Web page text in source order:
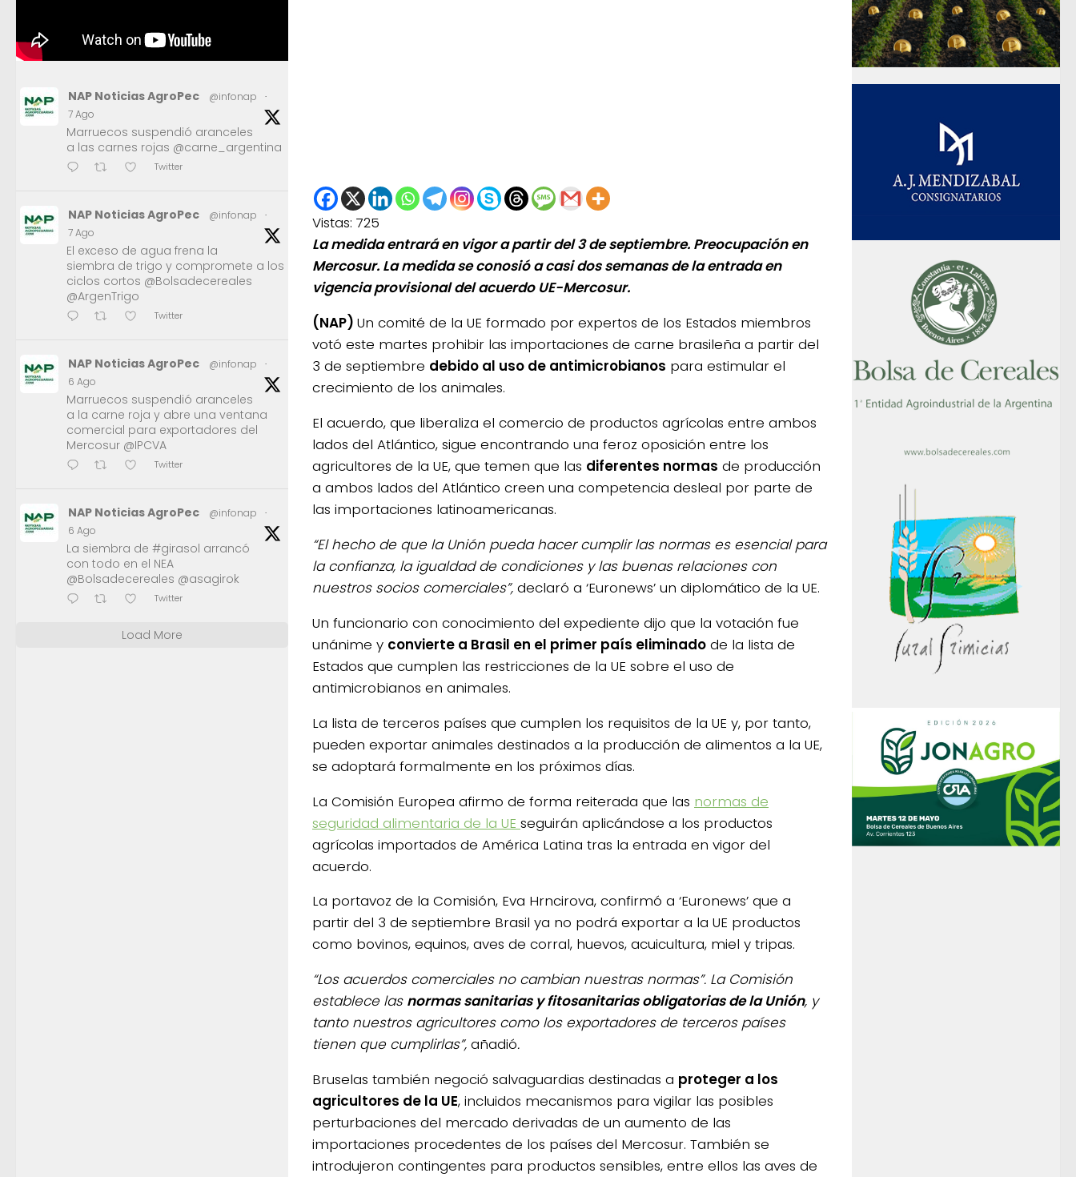
Vistas: 725
La medida entrará en vigor a partir del 3 de septiembre. Preocupación en
Mercosur. La medida se conosió a casi dos semanas de la entrada en
vigencia provisional del acuerdo UE-Mercosur.
(NAP) Un comité de la UE formado por expertos de los Estados miembros
votó este martes prohibir las importaciones de carne brasileña a partir del
3 de septiembre debido al uso de antimicrobianos para estimular el
crecimiento de los animales.
El acuerdo, que liberaliza el comercio de productos agrícolas entre ambos
lados del Atlántico, sigue encontrando una feroz oposición entre los
agricultores de la UE, que temen que las diferentes normas de producción
a ambos lados del Atlántico creen una competencia desleal por parte de
las importaciones latinoamericanas.
“El hecho de que la Unión pueda hacer cumplir las normas es esencial para
la confianza, la igualdad de condiciones y las buenas relaciones con
nuestros socios comerciales”, declaró a ‘Euronews’ un diplomático de la UE.
Un funcionario con conocimiento del expediente dijo que la votación fue
unánime y convierte a Brasil en el primer país eliminado de la lista de
Estados que cumplen las restricciones de la UE sobre el uso de
antimicrobianos en animales.
La lista de terceros países que cumplen los requisitos de la UE y, por tanto,
pueden exportar animales destinados a la producción de alimentos a la UE,
se adoptará formalmente en los próximos días.
La Comisión Europea afirmo de forma reiterada que las normas de
seguridad alimentaria de la UE seguirán aplicándose a los productos
agrícolas importados de América Latina tras la entrada en vigor del
acuerdo.
La portavoz de la Comisión, Eva Hrncirova, confirmó a ‘Euronews’ que a
partir del 3 de septiembre Brasil ya no podrá exportar a la UE productos
como bovinos, equinos, aves de corral, huevos, acuicultura, miel y tripas.
“Los acuerdos comerciales no cambian nuestras normas”. La Comisión
establece las normas sanitarias y fitosanitarias obligatorias de la Unión, y
tanto nuestros agricultores como los exportadores de terceros países
tienen que cumplirlas”, añadió.
Bruselas también negoció salvaguardias destinadas a proteger a los
agricultores de la UE, incluidos mecanismos para vigilar las posibles
perturbaciones del mercado derivadas de un aumento de las
importaciones procedentes de los países del Mercosur. También se
introdujeron contingentes para productos sensibles, entre ellos las aves de
NAP Noticias AgroPec @infonap
·
7 Ago
Marruecos suspendió aranceles
a las carnes rojas @carne_argentina
Twitter
NAP Noticias AgroPec @infonap
·
7 Ago
El exceso de agua frena la
siembra de trigo y compromete a los
ciclos cortos @Bolsadecereales
@ArgenTrigo
Twitter
NAP Noticias AgroPec @infonap
·
6 Ago
Marruecos suspendió aranceles
a la carne roja y abre una ventana
comercial para exportadores del
Mercosur @IPCVA
Twitter
NAP Noticias AgroPec @infonap
·
6 Ago
La siembra de #girasol arrancó
con todo en el NEA
@Bolsadecereales @asagirok
Twitter
Load More